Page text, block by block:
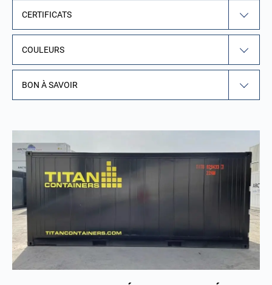
CERTIFICATS
COULEURS
BON À SAVOIR